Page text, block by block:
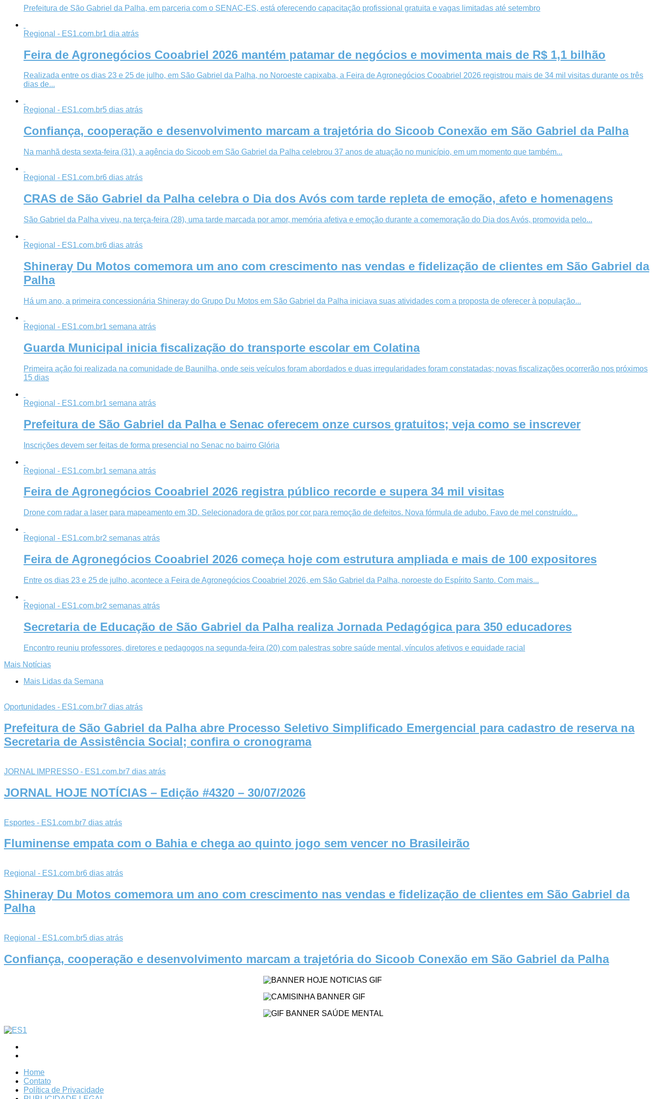
Prefeitura de São Gabriel da Palha, em parceria com o SENAC-ES, está oferecendo capacitação profissional gratuita e vagas limitadas até setembro
Regional - ES1.com.br1 dia atrás
Feira de Agronegócios Cooabriel 2026 mantém patamar de negócios e movimenta mais de R$ 1,1 bilhão
Realizada entre os dias 23 e 25 de julho, em São Gabriel da Palha, no Noroeste capixaba, a Feira de Agronegócios Cooabriel 2026 registrou mais de 34 mil visitas durante os três
dias de...
Regional - ES1.com.br5 dias atrás
Confiança, cooperação e desenvolvimento marcam a trajetória do Sicoob Conexão em São Gabriel da Palha
Na manhã desta sexta-feira (31), a agência do Sicoob em São Gabriel da Palha celebrou 37 anos de atuação no município, em um momento que também...
Regional - ES1.com.br6 dias atrás
CRAS de São Gabriel da Palha celebra o Dia dos Avós com tarde repleta de emoção, afeto e homenagens
São Gabriel da Palha viveu, na terça-feira (28), uma tarde marcada por amor, memória afetiva e emoção durante a comemoração do Dia dos Avós, promovida pelo...
Regional - ES1.com.br6 dias atrás
Shineray Du Motos comemora um ano com crescimento nas vendas e fidelização de clientes em São Gabriel da
Palha
Há um ano, a primeira concessionária Shineray do Grupo Du Motos em São Gabriel da Palha iniciava suas atividades com a proposta de oferecer à população...
Regional - ES1.com.br1 semana atrás
Guarda Municipal inicia fiscalização do transporte escolar em Colatina
Primeira ação foi realizada na comunidade de Baunilha, onde seis veículos foram abordados e duas irregularidades foram constatadas; novas fiscalizações ocorrerão nos próximos
15 dias
Regional - ES1.com.br1 semana atrás
Prefeitura de São Gabriel da Palha e Senac oferecem onze cursos gratuitos; veja como se inscrever
Inscrições devem ser feitas de forma presencial no Senac no bairro Glória
Regional - ES1.com.br1 semana atrás
Feira de Agronegócios Cooabriel 2026 registra público recorde e supera 34 mil visitas
Drone com radar a laser para mapeamento em 3D. Selecionadora de grãos por cor para remoção de defeitos. Nova fórmula de adubo. Favo de mel construído...
Regional - ES1.com.br2 semanas atrás
Feira de Agronegócios Cooabriel 2026 começa hoje com estrutura ampliada e mais de 100 expositores
Entre os dias 23 e 25 de julho, acontece a Feira de Agronegócios Cooabriel 2026, em São Gabriel da Palha, noroeste do Espírito Santo. Com mais...
Regional - ES1.com.br2 semanas atrás
Secretaria de Educação de São Gabriel da Palha realiza Jornada Pedagógica para 350 educadores
Encontro reuniu professores, diretores e pedagogos na segunda-feira (20) com palestras sobre saúde mental, vínculos afetivos e equidade racial
Mais Notícias
Mais Lidas da Semana
Oportunidades - ES1.com.br7 dias atrás
Prefeitura de São Gabriel da Palha abre Processo Seletivo Simplificado Emergencial para cadastro de reserva na
Secretaria de Assistência Social; confira o cronograma
JORNAL IMPRESSO - ES1.com.br7 dias atrás
JORNAL HOJE NOTÍCIAS – Edição #4320 – 30/07/2026
Esportes - ES1.com.br7 dias atrás
Fluminense empata com o Bahia e chega ao quinto jogo sem vencer no Brasileirão
Regional - ES1.com.br6 dias atrás
Shineray Du Motos comemora um ano com crescimento nas vendas e fidelização de clientes em São Gabriel da
Palha
Regional - ES1.com.br5 dias atrás
Confiança, cooperação e desenvolvimento marcam a trajetória do Sicoob Conexão em São Gabriel da Palha
Home
Contato
Política de Privacidade